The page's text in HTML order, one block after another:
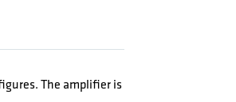
The amplifier is